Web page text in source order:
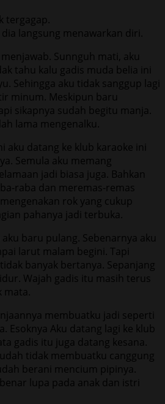
tergagap.
dia langsung menawarkan diri.
Sunnguh mati, aku
tahu kalu gadis muda belia ini
Sehingga aku tidak sanggup lagi
minum. Meskipun baru
sikapnya sudah begitu manja.
lama mengenalku.
aku datang ke klub karaoke ini
Semula aku memang
jadi biasa juga. Bahkan
raba dan meremas-remas
rok yang cukup
pahanya jadi terbuka.
baru pulang. Sebenarnya aku
larut malam begini. Tapi
banyak bertanya. Sepanjang
Wajah gadis itu masih terus
mata.
membuatku jadi seperti
Esoknya Aku datang lagi ke klub
gadis itu juga datang kesana.
tidak membuatku canggung
berani mencium pipinya.
lupa pada anak dan istri